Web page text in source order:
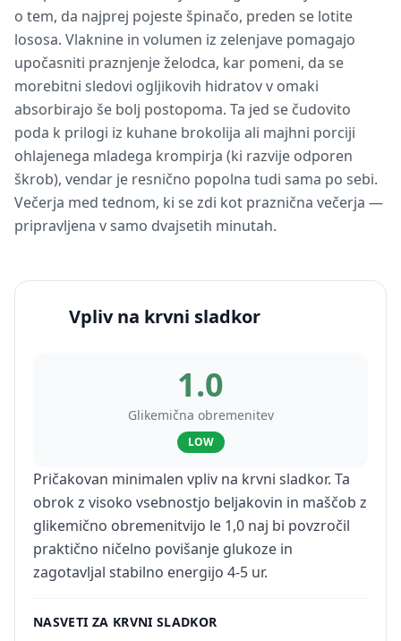
o tem, da najprej pojeste špinačo, preden se lotite
lososa. Vlaknine in volumen iz zelenjave pomagajo
upočasniti praznjenje želodca, kar pomeni, da se
morebitni sledovi ogljikovih hidratov v omaki
absorbirajo še bolj postopoma. Ta jed se čudovito
poda k prilogi iz kuhane brokolija ali majhni porciji
ohlajenega mladega krompirja (ki razvije odporen
škrob), vendar je resnično popolna tudi sama po sebi.
Večerja med tednom, ki se zdi kot praznična večerja —
pripravljena v samo dvajsetih minutah.
Vpliv na krvni sladkor
1.0
Glikemična obremenitev
LOW
Pričakovan minimalen vpliv na krvni sladkor. Ta
obrok z visoko vsebnostjo beljakovin in maščob z
glikemično obremenitvijo le 1,0 naj bi povzročil
praktično ničelno povišanje glukoze in
zagotavljal stabilno energijo 4-5 ur.
NASVETI ZA KRVNI SLADKOR